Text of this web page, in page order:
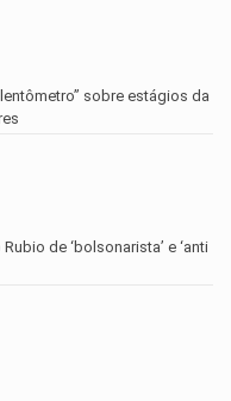
sobre estágios da
de ‘bolsonarista’ e ‘anti